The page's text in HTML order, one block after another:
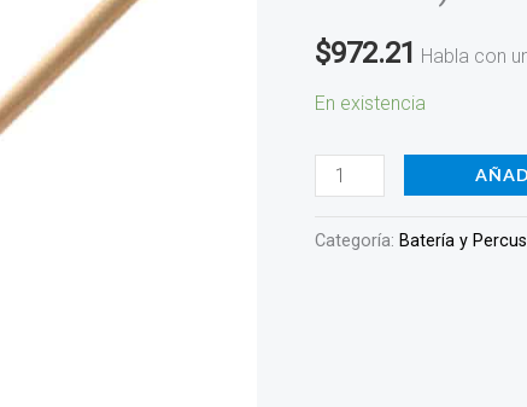
$972.21 Habla con
En existencia
Morada)F6
Categoría: Batería y